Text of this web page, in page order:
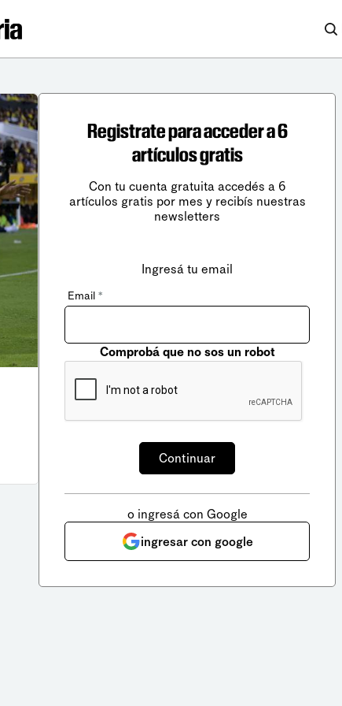
Registrate para acceder a 6
artículos gratis
Con tu cuenta gratuita accedés a 6
artículos gratis por mes y recibís nuestras
newsletters
Ingresá tu email
Email *
Comprobá que no sos un robot
o ingresá con Google
ingresar con google